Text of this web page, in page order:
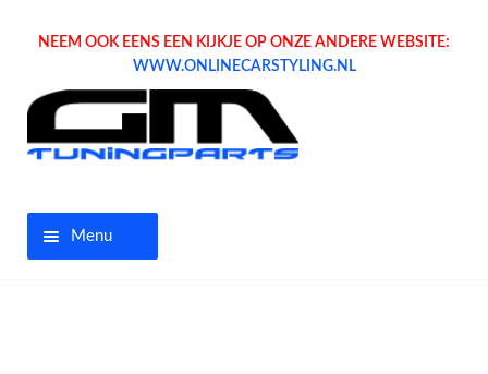
NEEM OOK EENS EEN KIJKJE OP ONZE ANDERE WEBSITE:
WWW.ONLINECARSTYLING.NL
Menu